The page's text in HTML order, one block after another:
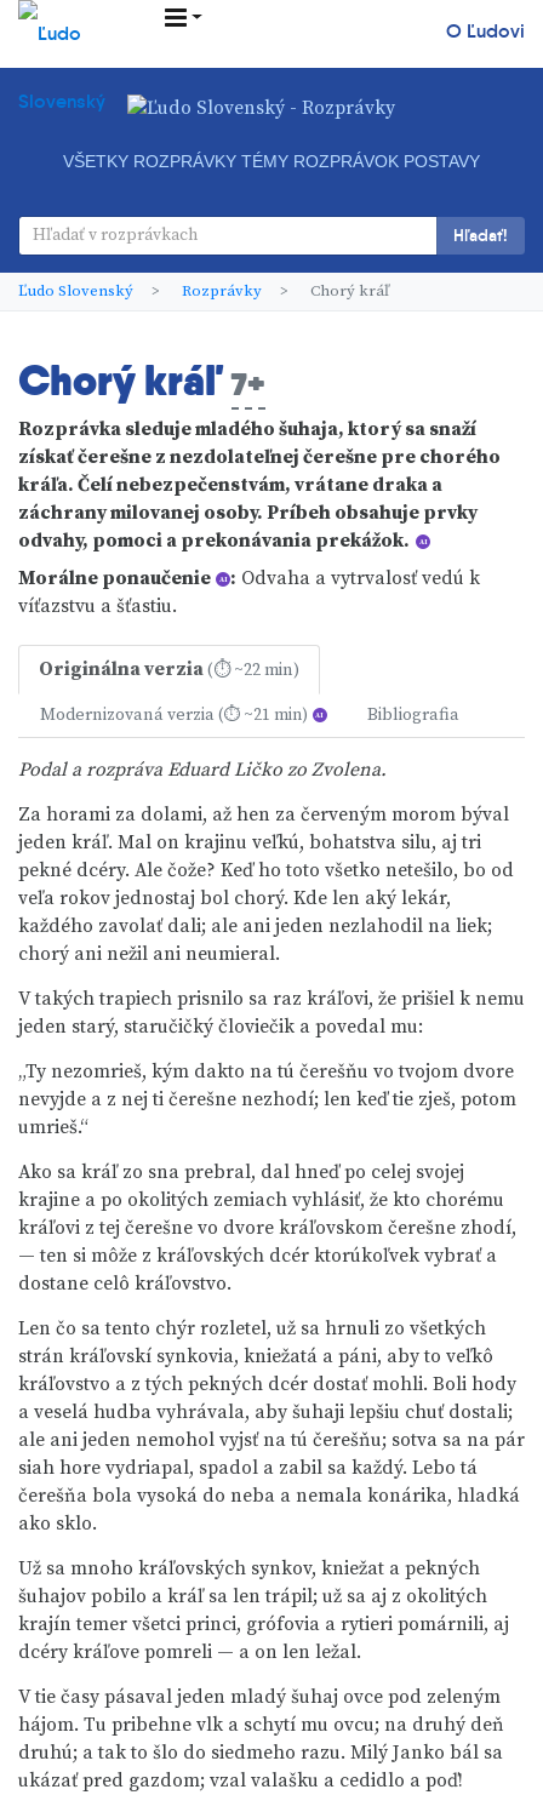
O Ľudovi
VŠETKY ROZPRÁVKY TÉMY ROZPRÁVOK POSTAVY
Hľadať!
Ľudo Slovenský Rozprávky Chorý kráľ
Chorý kráľ7+
Rozprávka sleduje mladého šuhaja, ktorý sa snaží
získať čerešne z nezdolateľnej čerešne pre chorého
kráľa. Čelí nebezpečenstvám, vrátane draka a
záchrany milovanej osoby. Príbeh obsahuje prvky
odvahy, pomoci a prekonávania prekážok.
AI
Morálne ponaučenie AI : Odvaha a vytrvalosť vedú k
víťazstvu a šťastiu.
Originálna verzia(⏱ ~22 min)
Modernizovaná verzia (⏱ ~21 min) AI Bibliografia
Podal a rozpráva Eduard Ličko zo Zvolena.
Za horami za dolami, až hen za červeným morom býval
jeden kráľ. Mal on krajinu veľkú, bohatstva silu, aj tri
pekné dcéry. Ale čože? Keď ho toto všetko netešilo, bo od
veľa rokov jednostaj bol chorý. Kde len aký lekár,
každého zavolať dali; ale ani jeden nezlahodil na liek;
chorý ani nežil ani neumieral.
V takých trapiech prisnilo sa raz kráľovi, že prišiel k nemu
jeden starý, staručičký človiečik a povedal mu:
„Ty nezomrieš, kým dakto na tú čerešňu vo tvojom dvore
nevyjde a z nej ti čerešne nezhodí; len keď tie zješ, potom
umrieš.“
Ako sa kráľ zo sna prebral, dal hneď po celej svojej
krajine a po okolitých zemiach vyhlásiť, že kto chorému
kráľovi z tej čerešne vo dvore kráľovskom čerešne zhodí,
— ten si môže z kráľovských dcér ktorúkoľvek vybrať a
dostane celô kráľovstvo.
Len čo sa tento chýr rozletel, už sa hrnuli zo všetkých
strán kráľovskí synkovia, kniežatá a páni, aby to veľkô
kráľovstvo a z tých pekných dcér dostať mohli. Boli hody
a veselá hudba vyhrávala, aby šuhaji lepšiu chuť dostali;
ale ani jeden nemohol vyjsť na tú čerešňu; sotva sa na pár
siah hore vydriapal, spadol a zabil sa každý. Lebo tá
čerešňa bola vysoká do neba a nemala konárika, hladká
ako sklo.
Už sa mnoho kráľovských synkov, kniežat a pekných
šuhajov pobilo a kráľ sa len trápil; už sa aj z okolitých
krajín temer všetci princi, grófovia a rytieri pomárnili, aj
dcéry kráľove pomreli — a on len ležal.
V tie časy pásaval jeden mladý šuhaj ovce pod zeleným
hájom. Tu pribehne vlk a schytí mu ovcu; na druhý deň
druhú; a tak to šlo do siedmeho razu. Milý Janko bál sa
ukázať pred gazdom; vzal valašku a cedidlo a poď!